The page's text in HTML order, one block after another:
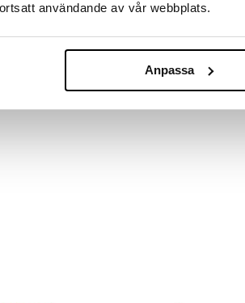
användande av vår webbplats.
Anpassa